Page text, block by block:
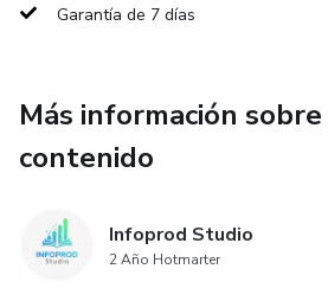
Garantía de 7 días
Más información
contenido
Infoprod Studio
2 Año Hotmarter